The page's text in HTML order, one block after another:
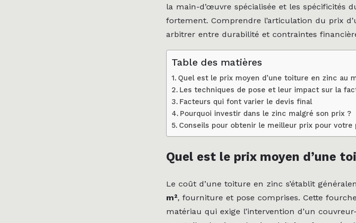
la main-d’œuvre spécialisée et les spécificités
fortement. Comprendre l’articulation du prix
arbitrer entre durabilité et contraintes
Table des matières
Quel est le prix moyen d’une toiture en zinc au
Les techniques de pose et leur impact sur la
Facteurs qui font varier le devis final
Pourquoi investir dans le zinc malgré son prix ?
Conseils pour obtenir le meilleur prix pour votre
Quel est le prix moyen d’une
Le coût d’une toiture en zinc s’établit
m², fourniture et pose comprises. Cette
matériau qui exige l’intervention d’un